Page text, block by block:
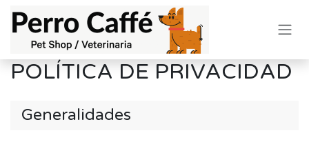
POLÍTICA DE PRIVACIDAD
Generalidades